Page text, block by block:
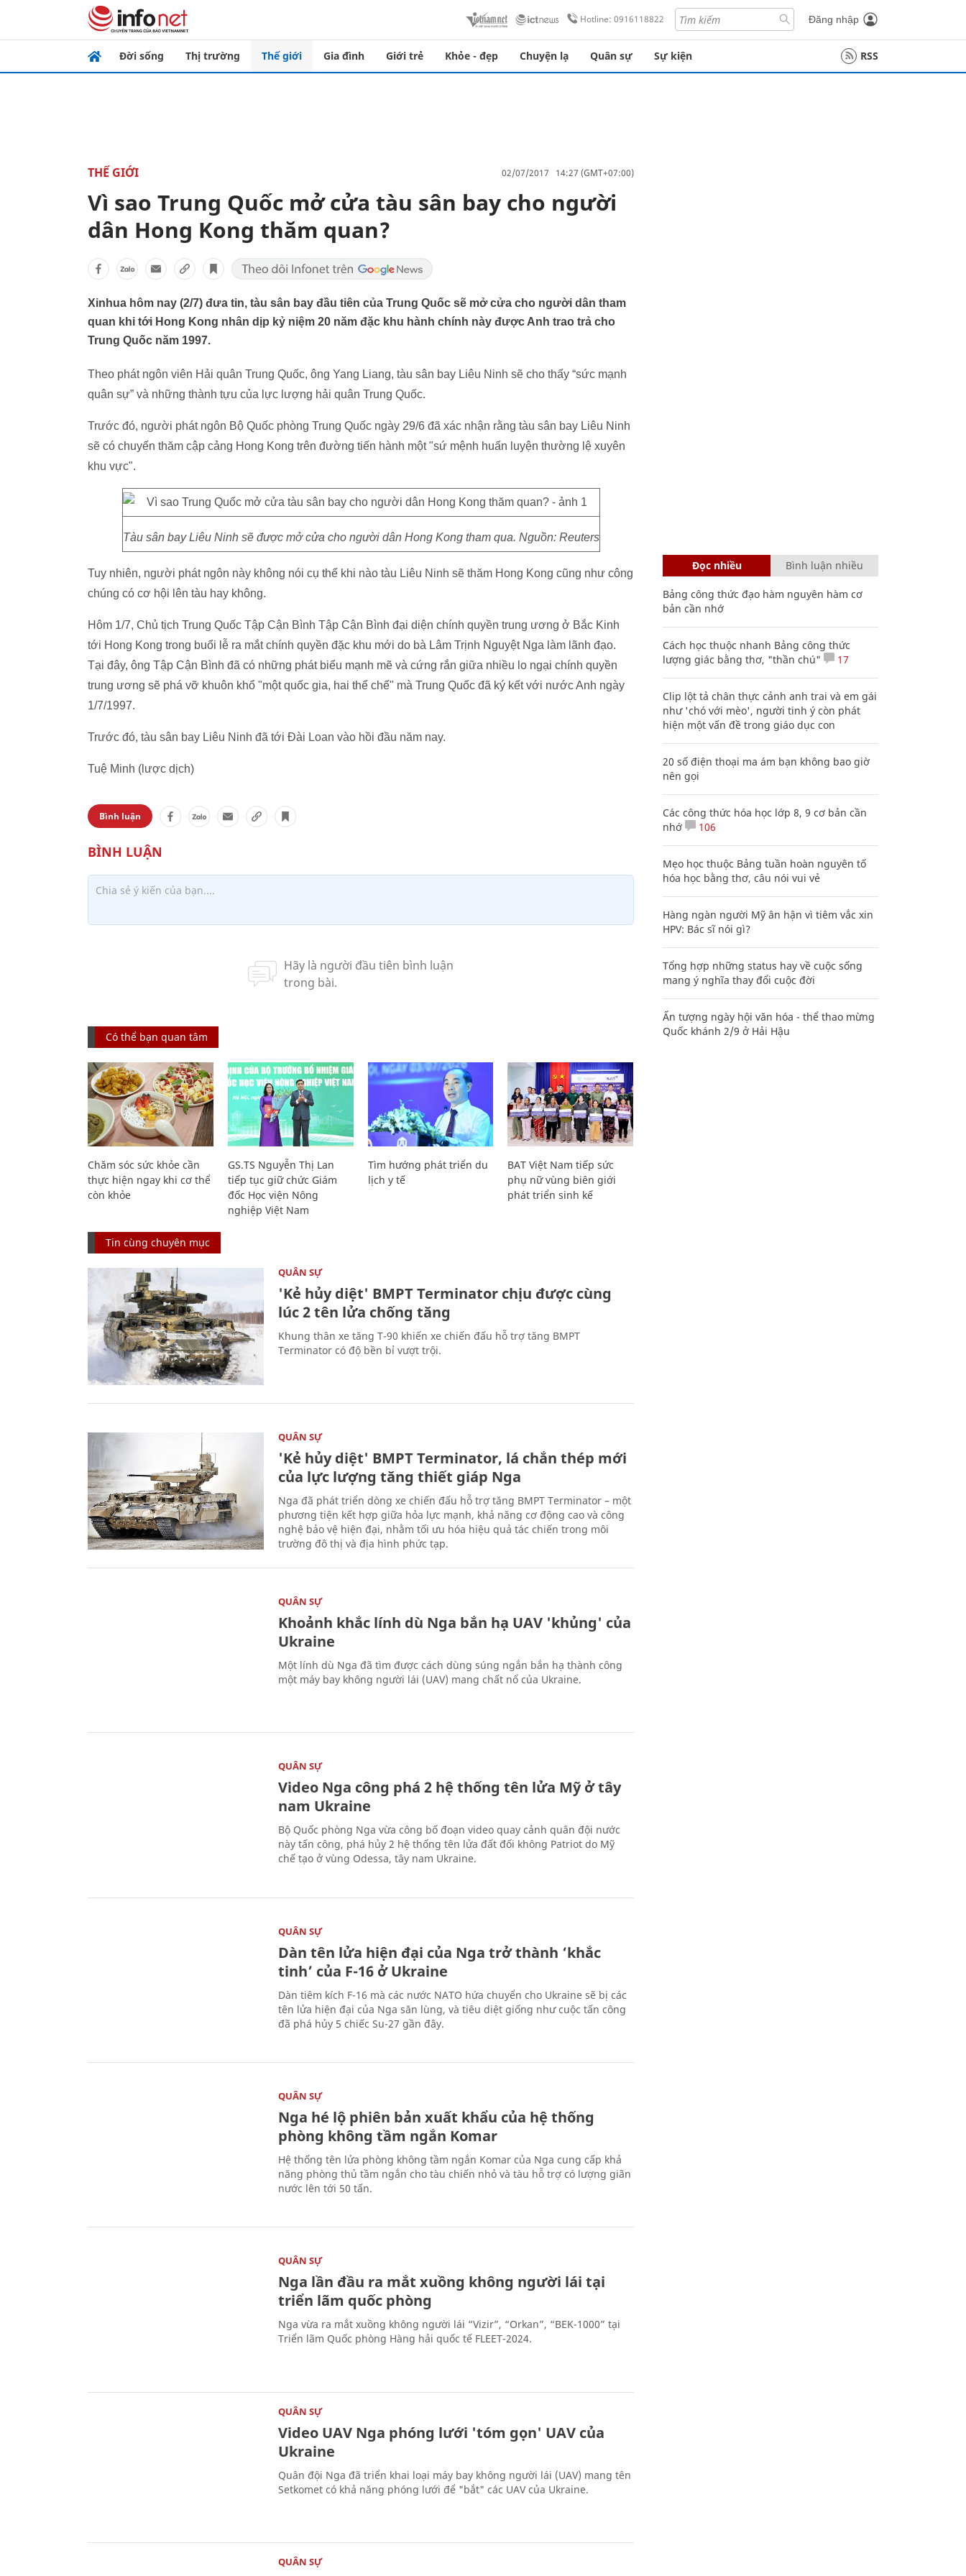
Hotline: 0916118822 Đăng nhập
Đời sống Thị trường Thế giới Gia đình Giới trẻ Khỏe - đẹp Chuyện lạ Quân sự Sự kiện RSS
THẾ GIỚI 02/07/2017 14:27 (GMT+07:00)
Vì sao Trung Quốc mở cửa tàu sân bay cho người
dân Hong Kong thăm quan?
Xinhua hôm nay (2/7) đưa tin, tàu sân bay đầu tiên của Trung Quốc sẽ mở cửa cho người dân tham
quan khi tới Hong Kong nhân dịp kỷ niệm 20 năm đặc khu hành chính này được Anh trao trả cho
Trung Quốc năm 1997.
Theo phát ngôn viên Hải quân Trung Quốc, ông Yang Liang, tàu sân bay Liêu Ninh sẽ cho thấy “sức mạnh
quân sự” và những thành tựu của lực lượng hải quân Trung Quốc.
Trước đó, người phát ngôn Bộ Quốc phòng Trung Quốc ngày 29/6 đã xác nhận rằng tàu sân bay Liêu Ninh
sẽ có chuyến thăm cập cảng Hong Kong trên đường tiến hành một "sứ mệnh huấn luyện thường lệ xuyên
khu vực".
Tàu sân bay Liêu Ninh sẽ được mở cửa cho người dân Hong Kong tham qua. Nguồn: Reuters
Tuy nhiên, người phát ngôn này không nói cụ thể khi nào tàu Liêu Ninh sẽ thăm Hong Kong cũng như công
chúng có cơ hội lên tàu hay không.
Hôm 1/7, Chủ tịch Trung Quốc Tập Cận Bình Tập Cận Bình đại diện chính quyền trung ương ở Bắc Kinh
tới Hong Kong trong buổi lễ ra mắt chính quyền đặc khu mới do bà Lâm Trịnh Nguyệt Nga làm lãnh đạo.
Tại đây, ông Tập Cận Bình đã có những phát biểu mạnh mẽ và cứng rắn giữa nhiều lo ngại chính quyền
trung ương sẽ phá vỡ khuôn khổ "một quốc gia, hai thể chế" mà Trung Quốc đã ký kết với nước Anh ngày
1/7/1997.
Trước đó, tàu sân bay Liêu Ninh đã tới Đài Loan vào hồi đầu năm nay.
Tuệ Minh (lược dịch)
Bình luận
Có thể bạn quan tâm
Chăm sóc sức khỏe cần
thực hiện ngay khi cơ thể
còn khỏe
GS.TS Nguyễn Thị Lan
tiếp tục giữ chức Giám
đốc Học viện Nông
nghiệp Việt Nam
Tìm hướng phát triển du
lịch y tế
BAT Việt Nam tiếp sức
phụ nữ vùng biên giới
phát triển sinh kế
Tin cùng chuyên mục
QUÂN SỰ
'Kẻ hủy diệt' BMPT Terminator chịu được cùng
lúc 2 tên lửa chống tăng
Khung thân xe tăng T-90 khiến xe chiến đấu hỗ trợ tăng BMPT
Terminator có độ bền bỉ vượt trội.
QUÂN SỰ
'Kẻ hủy diệt' BMPT Terminator, lá chắn thép mới
của lực lượng tăng thiết giáp Nga
Nga đã phát triển dòng xe chiến đấu hỗ trợ tăng BMPT Terminator – một
phương tiện kết hợp giữa hỏa lực mạnh, khả năng cơ động cao và công
nghệ bảo vệ hiện đại, nhằm tối ưu hóa hiệu quả tác chiến trong môi
trường đô thị và địa hình phức tạp.
QUÂN SỰ
Khoảnh khắc lính dù Nga bắn hạ UAV 'khủng' của
Ukraine
Một lính dù Nga đã tìm được cách dùng súng ngắn bắn hạ thành công
một máy bay không người lái (UAV) mang chất nổ của Ukraine.
QUÂN SỰ
Video Nga công phá 2 hệ thống tên lửa Mỹ ở tây
nam Ukraine
Bộ Quốc phòng Nga vừa công bố đoạn video quay cảnh quân đội nước
này tấn công, phá hủy 2 hệ thống tên lửa đất đối không Patriot do Mỹ
chế tạo ở vùng Odessa, tây nam Ukraine.
QUÂN SỰ
Dàn tên lửa hiện đại của Nga trở thành ‘khắc
tinh’ của F-16 ở Ukraine
Dàn tiêm kích F-16 mà các nước NATO hứa chuyển cho Ukraine sẽ bị các
tên lửa hiện đại của Nga săn lùng, và tiêu diệt giống như cuộc tấn công
đã phá hủy 5 chiếc Su-27 gần đây.
QUÂN SỰ
Nga hé lộ phiên bản xuất khẩu của hệ thống
phòng không tầm ngắn Komar
Hệ thống tên lửa phòng không tầm ngắn Komar của Nga cung cấp khả
năng phòng thủ tầm ngắn cho tàu chiến nhỏ và tàu hỗ trợ có lượng giãn
nước lên tới 50 tấn.
QUÂN SỰ
Nga lần đầu ra mắt xuồng không người lái tại
triển lãm quốc phòng
Nga vừa ra mắt xuồng không người lái “Vizir”, “Orkan”, “BEK-1000” tại
Triển lãm Quốc phòng Hàng hải quốc tế FLEET-2024.
QUÂN SỰ
Video UAV Nga phóng lưới 'tóm gọn' UAV của
Ukraine
Quân đội Nga đã triển khai loại máy bay không người lái (UAV) mang tên
Setkomet có khả năng phóng lưới để "bắt" các UAV của Ukraine.
QUÂN SỰ
Đọc nhiều Bình luận nhiều
Bảng công thức đạo hàm nguyên hàm cơ
bản cần nhớ
Cách học thuộc nhanh Bảng công thức
lượng giác bằng thơ, "thần chú"
17
Clip lột tả chân thực cảnh anh trai và em gái
như 'chó với mèo', người tinh ý còn phát
hiện một vấn đề trong giáo dục con
20 số điện thoại ma ám bạn không bao giờ
nên gọi
Các công thức hóa học lớp 8, 9 cơ bản cần
nhớ
106
Mẹo học thuộc Bảng tuần hoàn nguyên tố
hóa học bằng thơ, câu nói vui vẻ
Hàng ngàn người Mỹ ân hận vì tiêm vắc xin
HPV: Bác sĩ nói gì?
Tổng hợp những status hay về cuộc sống
mang ý nghĩa thay đổi cuộc đời
Ấn tượng ngày hội văn hóa - thể thao mừng
Quốc khánh 2/9 ở Hải Hậu